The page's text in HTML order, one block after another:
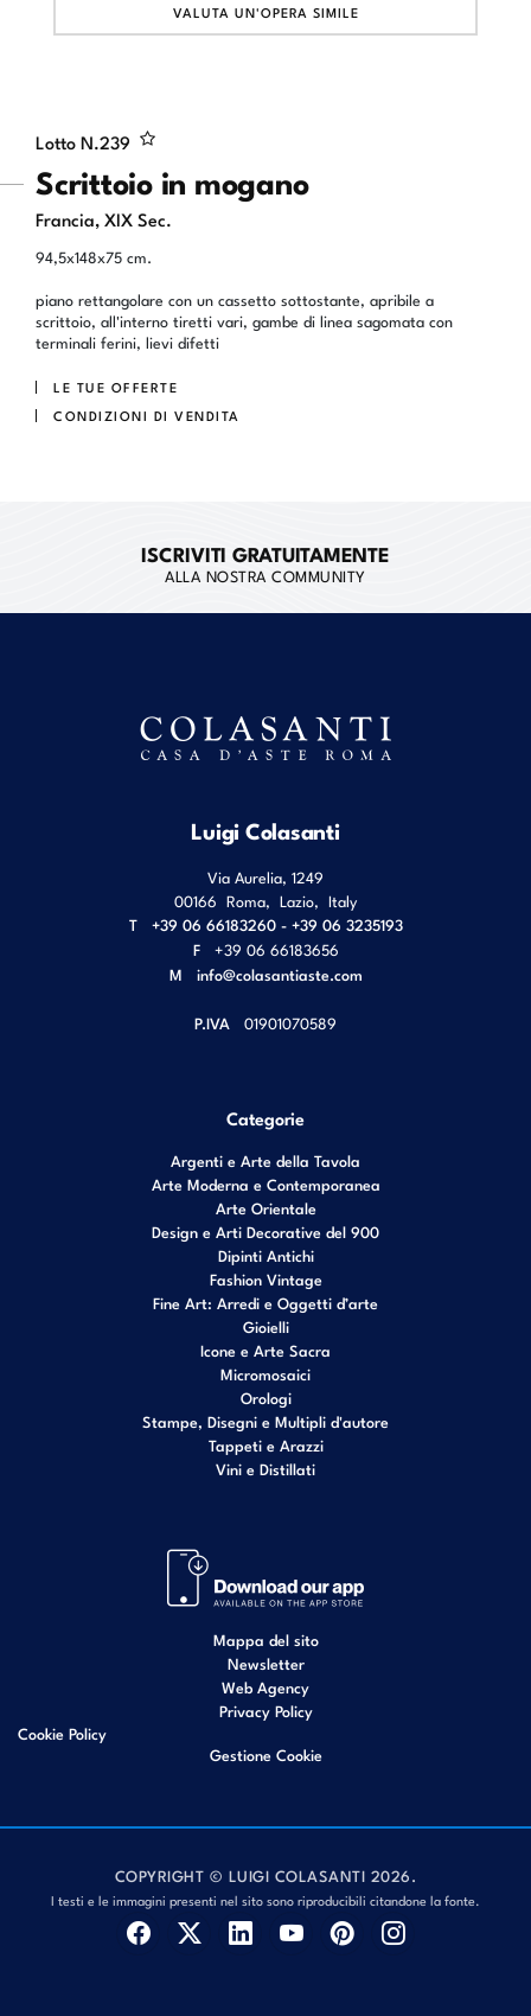
Lotto N.239
Scrittoio in mogano
Francia, XIX Sec.
94,5x148x75 cm.
piano rettangolare con un cassetto sottostante, apribile a
scrittoio, all'interno tiretti vari, gambe di linea sagomata con
terminali ferini, lievi difetti
LE TUE OFFERTE
CONDIZIONI DI VENDITA
VALUTA UN'OPERA SIMILE
ISCRIVITI GRATUITAMENTE
ALLA NOSTRA COMMUNITY
Luigi Colasanti
Via Aurelia, 1249
00166 Roma Lazio Italy
T
+39 06 66183260 - +39 06 3235193
F
+39 06 66183656
M info@colasantiaste.com
P.IVA 01901070589
Categorie
Argenti e Arte della Tavola
Arte Moderna e Contemporanea
Arte Orientale
Design e Arti Decorative del 900
Dipinti Antichi
Fashion Vintage
Fine Art: Arredi e Oggetti d’arte
Gioielli
Icone e Arte Sacra
Micromosaici
Orologi
Stampe, Disegni e Multipli d'autore
Tappeti e Arazzi
Vini e Distillati
Mappa del sito
Newsletter
Web Agency
Privacy Policy
Cookie Policy
Gestione Cookie
COPYRIGHT © LUIGI COLASANTI 2026.
I testi e le immagini presenti nel sito sono riproducibili citandone la fonte.